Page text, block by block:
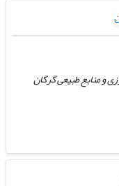
و منابع طبیعی گرگان